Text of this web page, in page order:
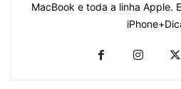
MacBook e toda a linha Apple.